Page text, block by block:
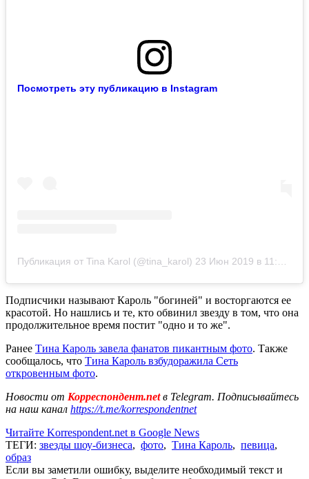
Посмотреть эту публикацию в Instagram
Публикация от Tina Karol (@tina_karol) 23 Июн 2019 в 11:49 PDT
Подписчики называют Кароль "богиней" и восторгаются ее
красотой. Но нашлись и те, кто обвинил звезду в том, что она
продолжительное время постит "одно и то же".
Ранее Тина Кароль завела фанатов пикантным фото. Также
сообщалось, что Тина Кароль взбудоражила Сеть
откровенным фото.
Новости от Корреспондент.netв Telegram. Подписывайтесь
на наш канал https://t.me/korrespondentnet
Читайте Korrespondent.net в Google News
ТЕГИ: звезды шоу-бизнеса, фото, Тина Кароль, певица,
образ
Если вы заметили ошибку, выделите необходимый текст и